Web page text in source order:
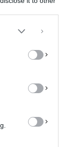
Η μη
να επηρεάσει